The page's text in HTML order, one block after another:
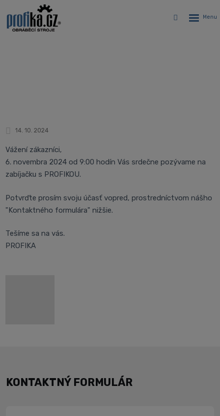
Vyhledávání
14. 10. 2024
Vážení zákazníci,
6. novembra 2024 od 9:00 hodín Vás srdečne pozývame na
zabíjačku s PROFIKOU.
Potvrďte prosím svoju účasť vopred, prostredníctvom nášho
"Kontaktného formulára" nižšie.
Tešíme sa na vás.
PROFIKA
KONTAKTNÝ FORMULÁR